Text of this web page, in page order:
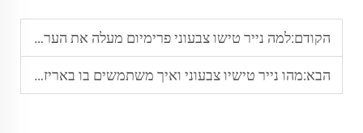
הקודם:למה נייר טישו צבעוני פרימיום מעלה את הערך של מתנות יוקרה
הבא:מהו נייר טישיו צבעוני ואיך משתמשים בו באריזה ידידותית לסביבה